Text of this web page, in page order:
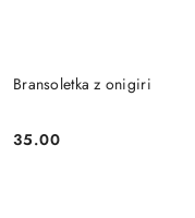
Bransoletka z onigiri
Cena:
35.00